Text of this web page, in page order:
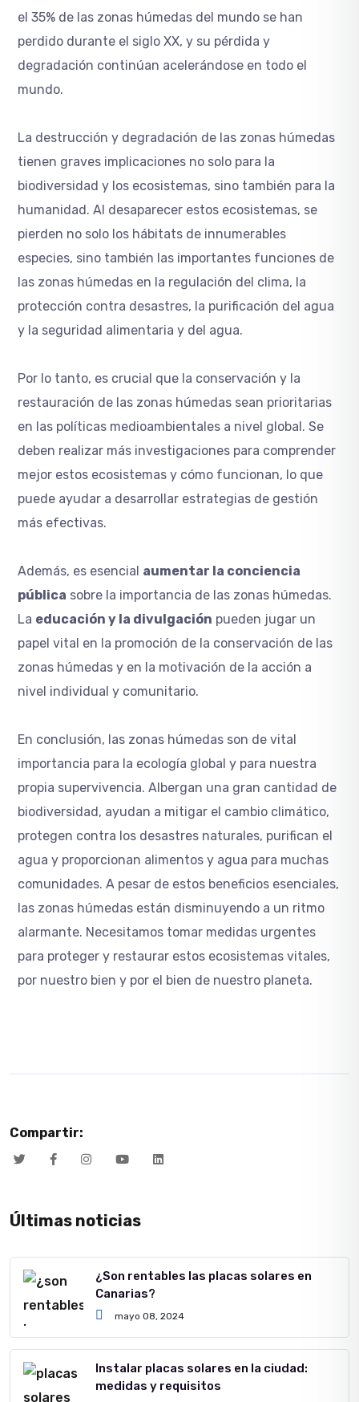
el 35% de las zonas húmedas del mundo se han
perdido durante el siglo XX, y su pérdida y
degradación continúan acelerándose en todo el
mundo.
La destrucción y degradación de las zonas húmedas
tienen graves implicaciones no solo para la
biodiversidad y los ecosistemas, sino también para la
humanidad. Al desaparecer estos ecosistemas, se
pierden no solo los hábitats de innumerables
especies, sino también las importantes funciones de
las zonas húmedas en la regulación del clima, la
protección contra desastres, la purificación del agua
y la seguridad alimentaria y del agua.
Por lo tanto, es crucial que la conservación y la
restauración de las zonas húmedas sean prioritarias
en las políticas medioambientales a nivel global. Se
deben realizar más investigaciones para comprender
mejor estos ecosistemas y cómo funcionan, lo que
puede ayudar a desarrollar estrategias de gestión
más efectivas.
Además, es esencial aumentar la conciencia
pública sobre la importancia de las zonas húmedas.
La educación y la divulgación pueden jugar un
papel vital en la promoción de la conservación de las
zonas húmedas y en la motivación de la acción a
nivel individual y comunitario.
En conclusión, las zonas húmedas son de vital
importancia para la ecología global y para nuestra
propia supervivencia. Albergan una gran cantidad de
biodiversidad, ayudan a mitigar el cambio climático,
protegen contra los desastres naturales, purifican el
agua y proporcionan alimentos y agua para muchas
comunidades. A pesar de estos beneficios esenciales,
las zonas húmedas están disminuyendo a un ritmo
alarmante. Necesitamos tomar medidas urgentes
para proteger y restaurar estos ecosistemas vitales,
por nuestro bien y por el bien de nuestro planeta.
Compartir:
Últimas noticias
¿Son rentables las placas solares en
Canarias?
mayo 08, 2024
Instalar placas solares en la ciudad:
medidas y requisitos